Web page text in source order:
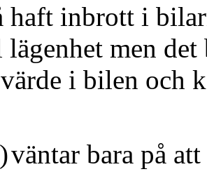
haft inbrott i
men det
i bilen och
väntar bara på